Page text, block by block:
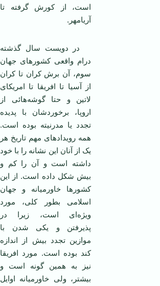
است، از کورش گرفته تا
آريامهر.
در دويست سال گذشته
درام واقعی کشورهای جهان
سوم، آن برش کران تا کران
از آسيا تا افريقا تا امريکای
لاتين و حتا گوشه‌هائی از
اروپا، برخوردشان با پديده
تجدد يا مدرنيته بوده است.
همه رويدادهای مهم تاريخ هر
يک از آنان اين نشانه را با خود
داشته است و آن را کم و
بيش شکل داده است. از اين
کشورها خاورميانه و جهان
اسلامی بطور کلی، مورد
ويژه‌ای است، زيرا در
پذيرفتن و يکی شدن با
موازين تجدد بيش از اندازه
کند بوده است. مورد افريقا
نيز به همين گونه است و
بيشتر، ولی خاورميانه اوايل